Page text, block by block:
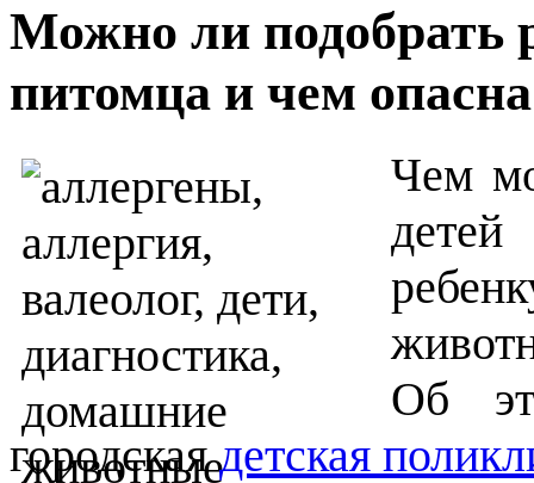
Можно ли подобрать
питомца и чем
Чем
Об
городскаядетская